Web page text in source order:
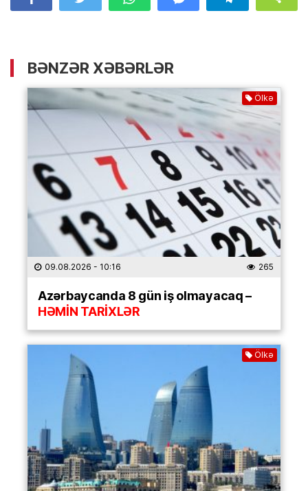
BƏNZƏR XƏBƏRLƏR
Ölkə
09.08.2026 - 10:16 265
Azərbaycanda 8 gün iş olmayacaq –
HƏMİN TARİXLƏR
Ölkə